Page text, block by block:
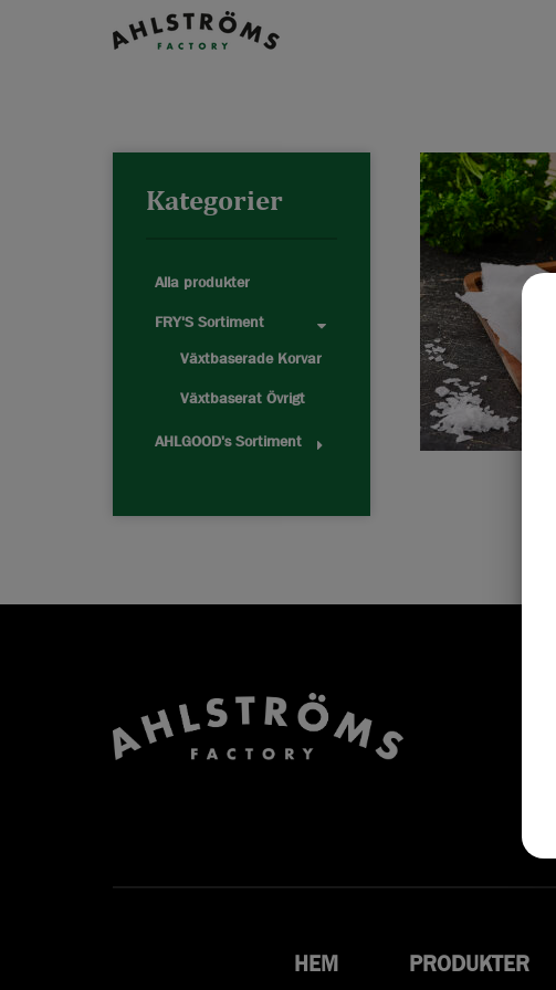
Kategorier
Alla produkter
FRY'S Sortiment
Växtbaserade Korvar
Växtbaserat Övrigt
AHLGOOD's Sortiment
HEM PRODUKTER